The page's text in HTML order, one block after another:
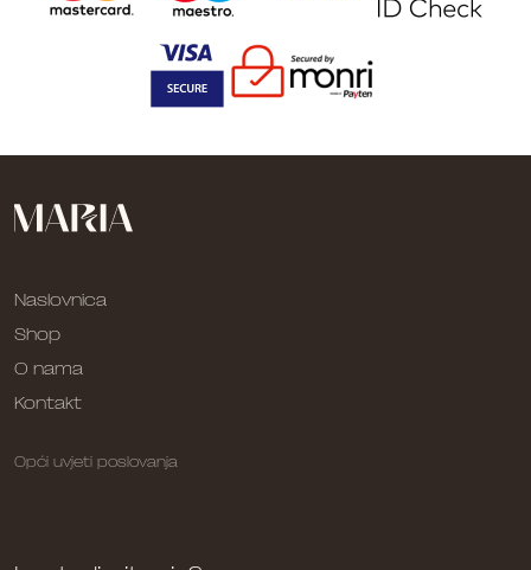
Naslovnica
Shop
O nama
Kontakt
Opći uvjeti poslovanja